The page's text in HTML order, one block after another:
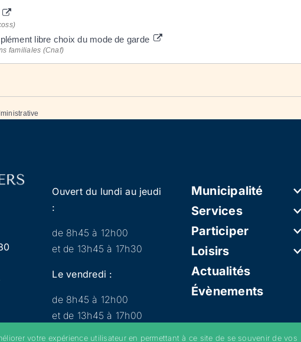
libre choix du mode de garde
familiales (Cnaf)
Ouvert du lundi au jeudi
:
de 8h45 à 12h00
et de 13h45 à 17h30
Le vendredi :
de 8h45 à 12h00
et de 13h45 à 17h00
Municipalité
Services
Participer
Loisirs
Actualités
Évènements
votre expérience utilisateur en permettant à ce site de se souvenir de vos